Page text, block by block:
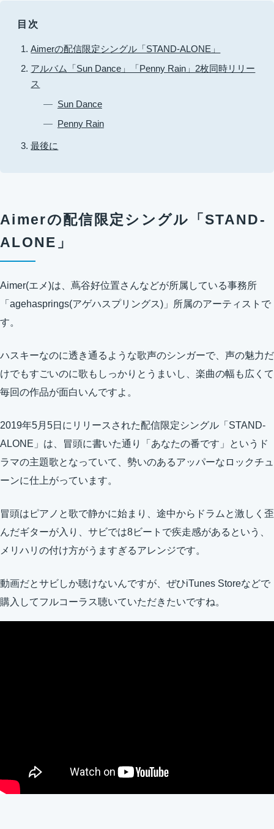
目次
Aimerの配信限定シングル「STAND-ALONE」
アルバム「Sun Dance」「Penny Rain」2枚同時リリー
ス
Sun Dance
Penny Rain
最後に
Aimerの配信限定シングル「STAND-
ALONE」
Aimer(エメ)は、蔦谷好位置さんなどが所属している事務所
「agehasprings(アゲハスプリングス)」所属のアーティストで
す。
ハスキーなのに透き通るような歌声のシンガーで、声の魅力だ
けでもすごいのに歌もしっかりとうまいし、楽曲の幅も広くて
毎回の作品が面白いんですよ。
2019年5月5日にリリースされた配信限定シングル「STAND-
ALONE」は、冒頭に書いた通り「あなたの番です」というド
ラマの主題歌となっていて、勢いのあるアッパーなロックチュ
ーンに仕上がっています。
冒頭はピアノと歌で静かに始まり、途中からドラムと激しく歪
んだギターが入り、サビでは8ビートで疾走感があるという、
メリハリの付け方がうますぎるアレンジです。
動画だとサビしか聴けないんですが、ぜひiTunes Storeなどで
購入してフルコーラス聴いていただきたいですね。